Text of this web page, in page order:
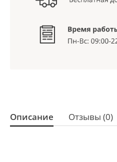
Описание Отзывы (0)